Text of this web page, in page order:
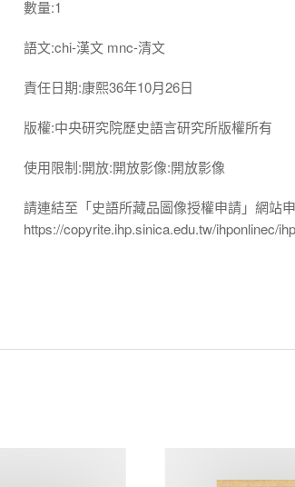
數量:1
語文:chi-漢文 mnc-清文
責任日期:康熙36年10月26日
版權:中央研究院歷史語言研究所版權所有
使用限制:開放:開放影像:開放影像
請連結至「史語所藏品圖像授權申請」網站
https://copyrite.ihp.sinica.edu.tw/ihponlinec/